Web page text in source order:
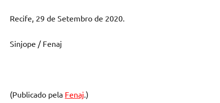
Recife, 29 de Setembro de 2020.
Sinjope / Fenaj
(Publicado pela Fenaj .)